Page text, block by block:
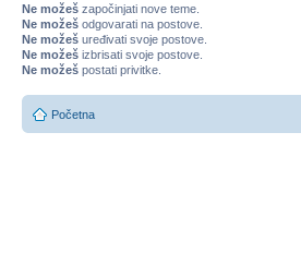
Ne možeš započinjati nove teme.
Ne možeš odgovarati na postove.
Ne možeš uređivati svoje postove.
Ne možeš izbrisati svoje postove.
Ne možeš postati privitke.
Početna